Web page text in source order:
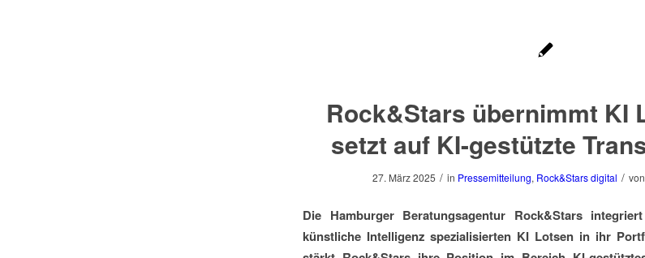
Rock&Stars übernimmt KI
setzt auf KI-gestützte
27. März 2025 / in Pressemitteilung, Rock&Stars digital / von
Die Hamburger Beratungsagentur Rock&Stars
künstliche Intelligenz spezialisierten KI Lotsen in ihr